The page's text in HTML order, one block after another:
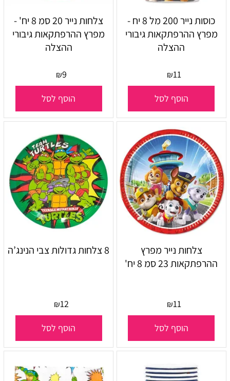
כוסות נייר 200 מל 8 יח -
מפרץ ההרפתקאות גיבורי
ההצלה
₪11
הוסף לסל
צלחות נייר 20 סמ 8 יח' -
מפרץ ההרפתקאות גיבורי
ההצלה
₪9
הוסף לסל
צלחות נייר מפרץ
ההרפתקאות 23 סמ 8 יח'
₪11
הוסף לסל
8 צלחות גדולות צבי הנינג’ה
₪12
הוסף לסל